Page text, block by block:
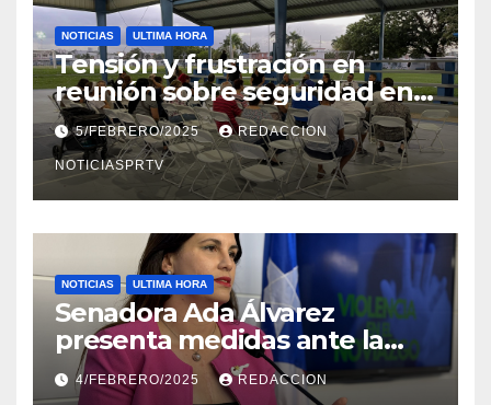
NOTICIAS ULTIMA HORA
Tensión y frustración en
reunión sobre seguridad en
Reparto Metropolitano
5/FEBRERO/2025 REDACCION
NOTICIASPRTV
NOTICIAS ULTIMA HORA
Senadora Ada Álvarez
presenta medidas ante la
violencia en el noviazgo
4/FEBRERO/2025 REDACCION